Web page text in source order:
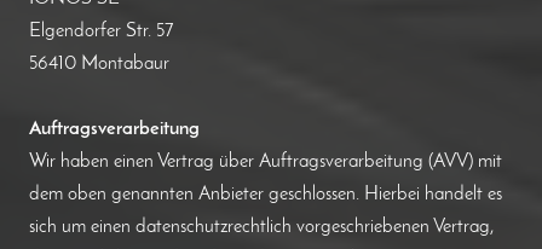
Elgendorfer Str. 57
56410 Montabaur
Auftragsverarbeitung
Wir haben einen Vertrag über Auftragsverarbeitung (AVV) mit
dem oben genannten Anbieter geschlossen. Hierbei handelt es
sich um einen datenschutzrechtlich vorgeschriebenen Vertrag,